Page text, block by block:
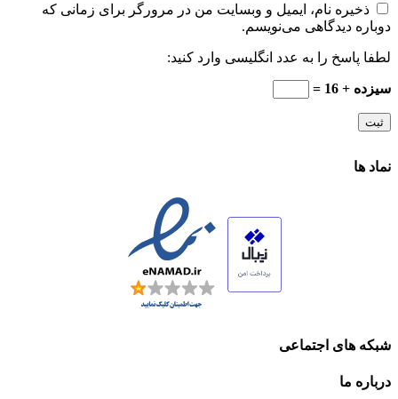
ذخیره نام، ایمیل و وبسایت من در مرورگر برای زمانی که
دوباره دیدگاهی می‌نویسم.
لطفا پاسخ را به عدد انگلیسی وارد کنید:
سیزده + 16 =
نماد ها
شبکه های اجتماعی
درباره ما